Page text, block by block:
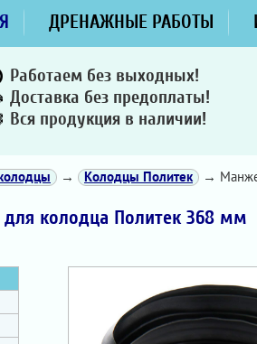
ДРЕНАЖНЫЕ РАБОТЫ
Работаем без выходных!
Доставка без предоплаты!
Вся продукция в наличии!
→ Колодцы Политек →
колодца Политек 368 мм